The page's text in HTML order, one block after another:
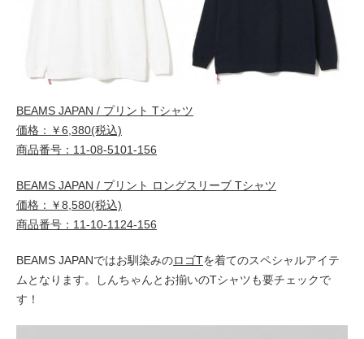
BEAMS JAPAN / プリント Tシャツ
価格：￥6,380(税込)
商品番号：11-08-5101-156
BEAMS JAPAN / プリント ロングスリーブ Tシャツ
価格：￥8,580(税込)
商品番号：11-10-1124-156
BEAMS JAPANではお馴染みのロゴTを着てのスペシャルアイテ
ムとなります。しんちゃんとお揃いのTシャツも要チェックで
す！